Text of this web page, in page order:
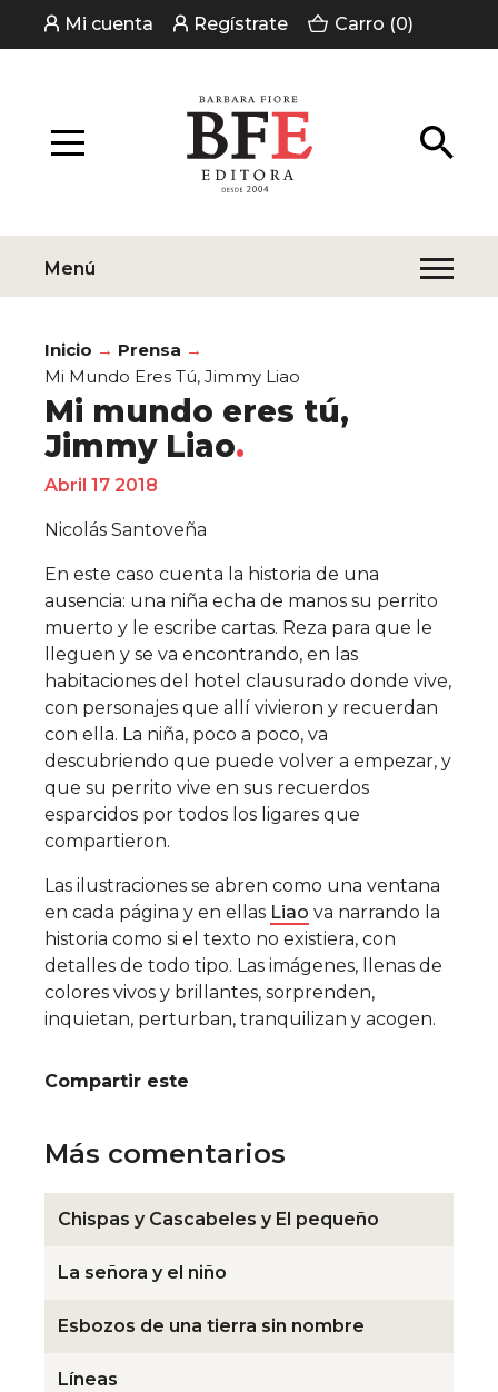
Mi cuenta Regístrate Carro (0)
Menú
Inicio
Prensa
Mi Mundo Eres Tú, Jimmy Liao
Mi mundo eres tú,
Jimmy Liao
Abril 17 2018
Nicolás Santoveña
En este caso cuenta la historia de una
ausencia: una niña echa de manos su perrito
muerto y le escribe cartas. Reza para que le
lleguen y se va encontrando, en las
habitaciones del hotel clausurado donde vive,
con personajes que allí vivieron y recuerdan
con ella. La niña, poco a poco, va
descubriendo que puede volver a empezar, y
que su perrito vive en sus recuerdos
esparcidos por todos los ligares que
compartieron.
Las ilustraciones se abren como una ventana
en cada página y en ellas Liao va narrando la
historia como si el texto no existiera, con
detalles de todo tipo. Las imágenes, llenas de
colores vivos y brillantes, sorprenden,
inquietan, perturban, tranquilizan y acogen.
Compartir este
Más comentarios
Chispas y Cascabeles y El pequeño
La señora y el niño
Esbozos de una tierra sin nombre
Líneas